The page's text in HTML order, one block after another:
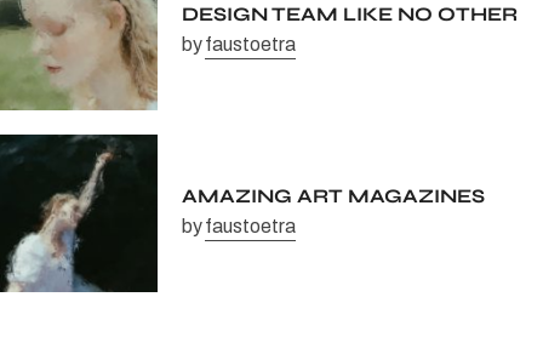
DESIGN TEAM LIKE NO OTHER
byfaustoetra
AMAZING ART MAGAZINES
byfaustoetra